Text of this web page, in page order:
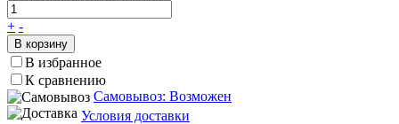
+ -
В корзину
В избранное
К сравнению
Самовывоз: Возможен
Условия доставки